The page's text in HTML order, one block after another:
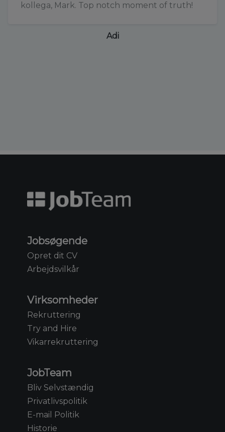
kollega, Mark. Top notch moment of truth!
Adi
Jobsøgende
Opret dit CV
Arbejdsvilkår
Virksomheder
Rekruttering
Try and Hire
Vikarrekruttering
JobTeam
Bliv Selvstændig
Privatlivspolitik
E-mail Politik
Historie